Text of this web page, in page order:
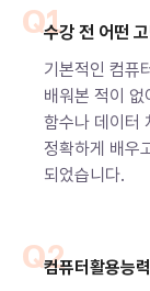
Q1수강 전 어떤
기본적인 컴퓨
배워본 적이
함수나 데이터
정확하게 배우
되었습니다.
Q2컴퓨터활용능